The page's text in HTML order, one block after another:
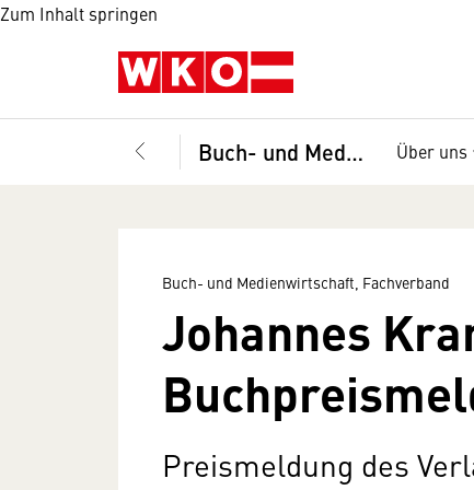
Zum Inhalt springen
Buch- und Medienwirtschaft, Fachverband Über uns
Buch- und Medienwirtschaft, Fachverband
Johannes
Preismeldung des